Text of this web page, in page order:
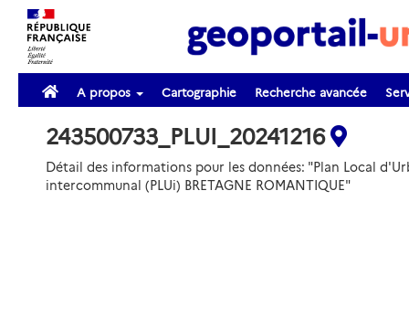
A propos Cartographie Recherche avancée
243500733_PLUI_20241216
Détail des informations pour les données: "Plan Local
intercommunal (PLUi) BRETAGNE ROMANTIQUE"